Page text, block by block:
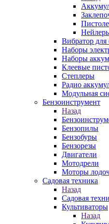
Вибратор для
Наборы
Наборы
Клеевые
Степлеры
Радио
Модульная
Бензоинструмент
Назад
Бензопилы
Бензобуры
Бензорезы
Двигатели
Мотодрели
Моторы
Садовая техника
Назад
Садовая
Культиваторы
Назад